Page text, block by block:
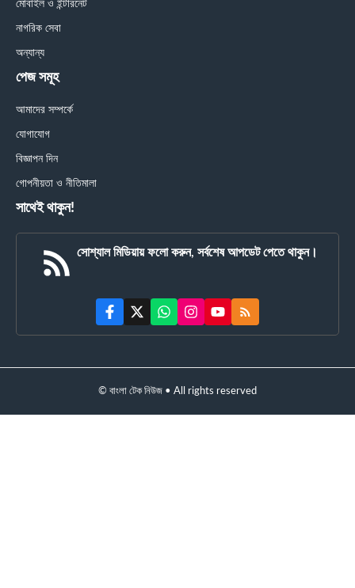
মোবাইল ও ইন্টারনেট
নাগরিক সেবা
অন্যান্য
পেজ সমূহ
আমাদের সম্পর্কে
যোগাযোগ
বিজ্ঞাপন দিন
গোপনীয়তা ও নীতিমালা
সাথেই থাকুন!
সোশ্যাল মিডিয়ায় ফলো করুন, সর্বশেষ আপডেট পেতে থাকুন।
© বাংলা টেক নিউজ • All rights reserved